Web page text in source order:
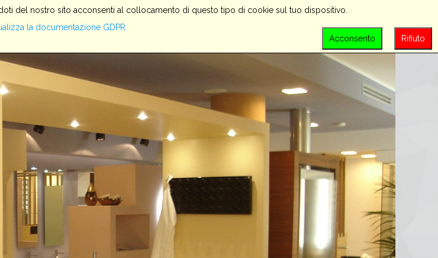
AZIENDA PRODOTTI
SEARCH
del nostro sito acconsenti al collocamento di questo tipo di cookie sul tuo dispositivo.
la documentazione GDPR
Rifiuto
Acconsento